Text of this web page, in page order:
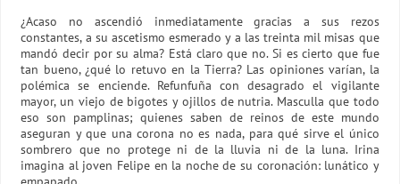
¿Acaso no ascendió inmediatamente gracias a sus rezos
constantes, a su ascetismo esmerado y a las treinta mil misas que
mandó decir por su alma? Está claro que no. Si es cierto que fue
tan bueno, ¿qué lo retuvo en la Tierra? Las opiniones varían, la
polémica se enciende. Refunfuña con desagrado el vigilante
mayor, un viejo de bigotes y ojillos de nutria. Masculla que todo
eso son pamplinas; quienes saben de reinos de este mundo
aseguran y que una corona no es nada, para qué sirve el único
sombrero que no protege ni de la lluvia ni de la luna. Irina
imagina al joven Felipe en la noche de su coronación: lunático y